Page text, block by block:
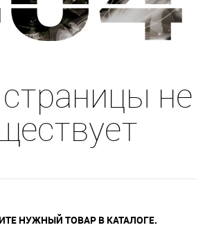
не
НУЖНЫЙ ТОВАР В КАТАЛОГЕ.